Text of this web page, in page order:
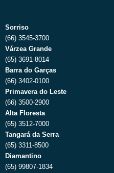
Sorriso
(66) 3545-3700
Várzea Grande
(65) 3691-8014
Barra do Garças
(66) 3402-0100
Primavera do Leste
(66) 3500-2900
Alta Floresta
(65) 3512-7000
Tangará da Serra
(65) 3311-8500
Diamantino
(65) 99807-1834